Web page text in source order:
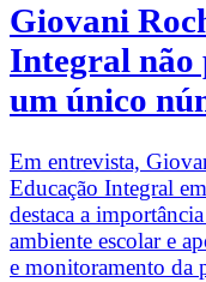
Giovani
Integral não
um único
Em entrevista,
Educação Integral
destaca a
ambiente escolar e
e monitoramento da